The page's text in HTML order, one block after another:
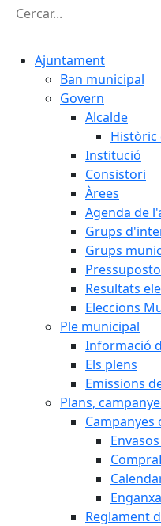
Cercar:
Ajuntament
Ban municipal
Govern
Alcalde
Històric
Institució
Consistori
Àrees
Agenda de
Grups
Grups
Resultats
Eleccions
Ple municipal
Informació
Els plens
Emissions
Plans,
Campanyes
Reglament